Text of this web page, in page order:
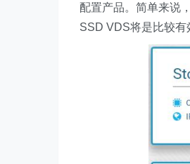
配置产品。简单来说
SSD VDS将是比较有